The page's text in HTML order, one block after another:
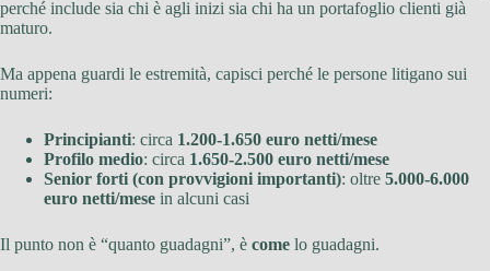
perché include sia chi è agli inizi sia chi ha un portafoglio clienti già
maturo.
Ma appena guardi le estremità, capisci perché le persone litigano sui
numeri:
Principianti: circa 1.200-1.650 euro netti/mese
Profilo medio: circa 1.650-2.500 euro netti/mese
Senior forti (con provvigioni importanti): oltre 5.000-6.000
euro netti/mese in alcuni casi
Il punto non è “quanto guadagni”, è come lo guadagni.